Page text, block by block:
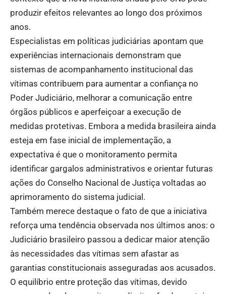
produzir efeitos relevantes ao longo dos próximos
anos.
Especialistas em políticas judiciárias apontam que
experiências internacionais demonstram que
sistemas de acompanhamento institucional das
vítimas contribuem para aumentar a confiança no
Poder Judiciário, melhorar a comunicação entre
órgãos públicos e aperfeiçoar a execução de
medidas protetivas. Embora a medida brasileira ainda
esteja em fase inicial de implementação, a
expectativa é que o monitoramento permita
identificar gargalos administrativos e orientar futuras
ações do Conselho Nacional de Justiça voltadas ao
aprimoramento do sistema judicial.
Também merece destaque o fato de que a iniciativa
reforça uma tendência observada nos últimos anos: o
Judiciário brasileiro passou a dedicar maior atenção
às necessidades das vítimas sem afastar as
garantias constitucionais asseguradas aos acusados.
O equilíbrio entre proteção das vítimas, devido